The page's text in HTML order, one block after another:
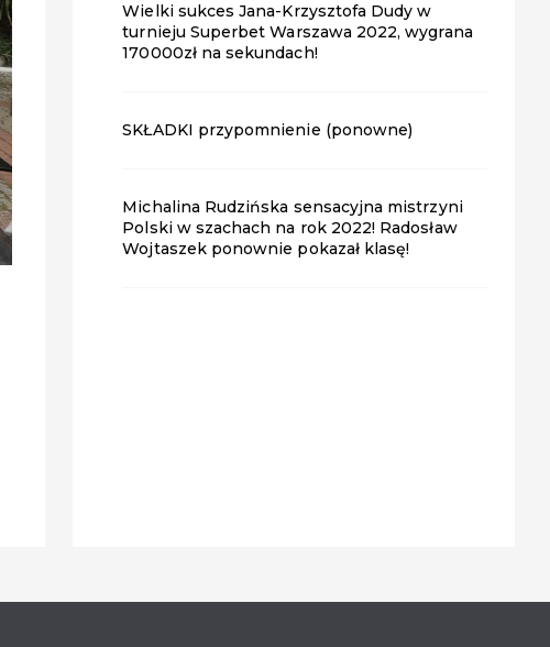
Wielki sukces Jana-Krzysztofa Dudy w
turnieju Superbet Warszawa 2022, wygrana
170000zł na sekundach!
SKŁADKI przypomnienie (ponowne)
Michalina Rudzińska sensacyjna mistrzyni
Polski w szachach na rok 2022! Radosław
Wojtaszek ponownie pokazał klasę!